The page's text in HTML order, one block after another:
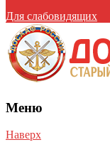
Для слабовидящих
Меню
Наверх